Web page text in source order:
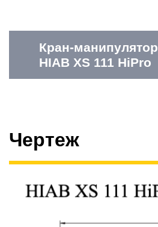
Кран-манипулятор
HIAB XS 111 HiPro
Чертеж